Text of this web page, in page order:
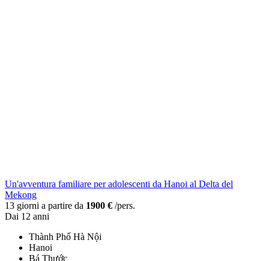
Un'avventura familiare per adolescenti da Hanoi al Delta del
Mekong
13 giorni a partire da 1900 € /pers.
Dai 12 anni
Thành Phố Hà Nội
Hanoi
Bá Thước